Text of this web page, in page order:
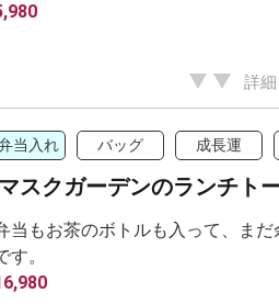
詳細
当入れ バッグ 成長運
スクガーデンのランチト
当もお茶のボトルも入って、ま
す。